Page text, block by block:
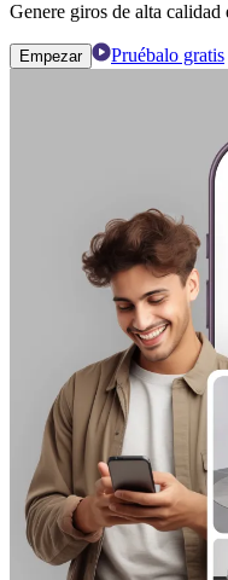
Genere giros de alta
Empezar Pruébalo gratis